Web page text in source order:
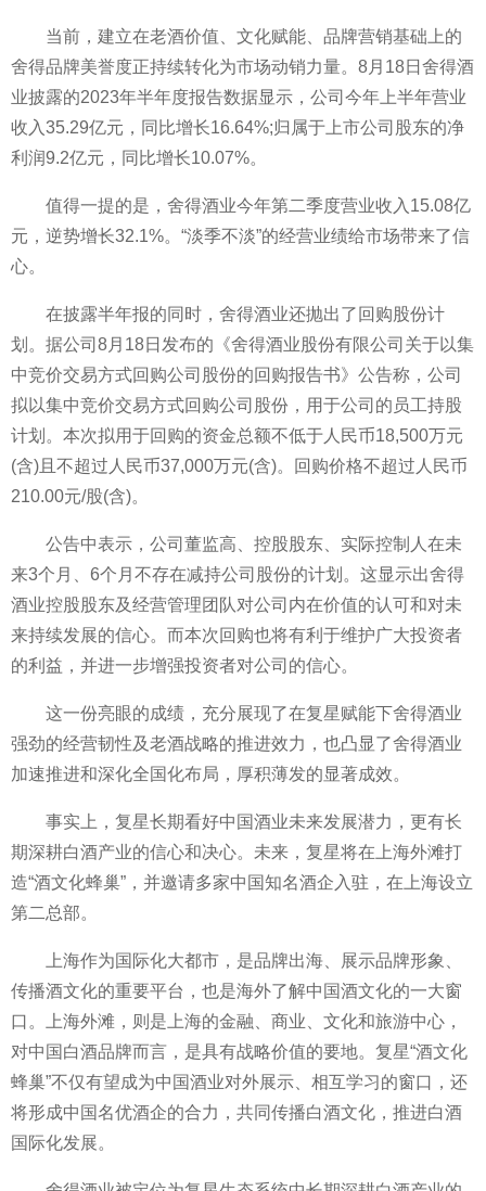
当前，建立在老酒价值、文化赋能、品牌营销基础上的
舍得品牌美誉度正持续转化为市场动销力量。8月18日舍得酒
业披露的2023年半年度报告数据显示，公司今年上半年营业
收入35.29亿元，同比增长16.64%;归属于上市公司股东的净
利润9.2亿元，同比增长10.07%。
值得一提的是，舍得酒业今年第二季度营业收入15.08亿
元，逆势增长32.1%。“淡季不淡”的经营业绩给市场带来了信
心。
在披露半年报的同时，舍得酒业还抛出了回购股份计
划。据公司8月18日发布的《舍得酒业股份有限公司关于以集
中竞价交易方式回购公司股份的回购报告书》公告称，公司
拟以集中竞价交易方式回购公司股份，用于公司的员工持股
计划。本次拟用于回购的资金总额不低于人民币18,500万元
(含)且不超过人民币37,000万元(含)。回购价格不超过人民币
210.00元/股(含)。
公告中表示，公司董监高、控股股东、实际控制人在未
来3个月、6个月不存在减持公司股份的计划。这显示出舍得
酒业控股股东及经营管理团队对公司内在价值的认可和对未
来持续发展的信心。而本次回购也将有利于维护广大投资者
的利益，并进一步增强投资者对公司的信心。
这一份亮眼的成绩，充分展现了在复星赋能下舍得酒业
强劲的经营韧性及老酒战略的推进效力，也凸显了舍得酒业
加速推进和深化全国化布局，厚积薄发的显著成效。
事实上，复星长期看好中国酒业未来发展潜力，更有长
期深耕白酒产业的信心和决心。未来，复星将在上海外滩打
造“酒文化蜂巢”，并邀请多家中国知名酒企入驻，在上海设立
第二总部。
上海作为国际化大都市，是品牌出海、展示品牌形象、
传播酒文化的重要平台，也是海外了解中国酒文化的一大窗
口。上海外滩，则是上海的金融、商业、文化和旅游中心，
对中国白酒品牌而言，是具有战略价值的要地。复星“酒文化
蜂巢”不仅有望成为中国酒业对外展示、相互学习的窗口，还
将形成中国名优酒企的合力，共同传播白酒文化，推进白酒
国际化发展。